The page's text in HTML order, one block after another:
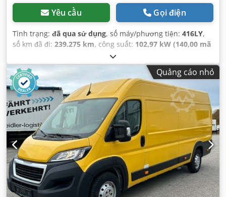
Yêu cầu Gọi điện
Tình trạng: đã qua sử dụng, số máy/phương tiện: 416LY,
số km đã đi: 239.275 km, công suất: 102,97 kW (140,00 mã
11/2018, loại nhiên liệu:
lượng không tải:2.322 kg, trọng lượng tải tối đa:1.100 kg,
trọng lượng tổng cộng:
, tình trạng lốp: 50 phần
trăm, Năm sản xuất:2018
Quảng cáo nhỏ